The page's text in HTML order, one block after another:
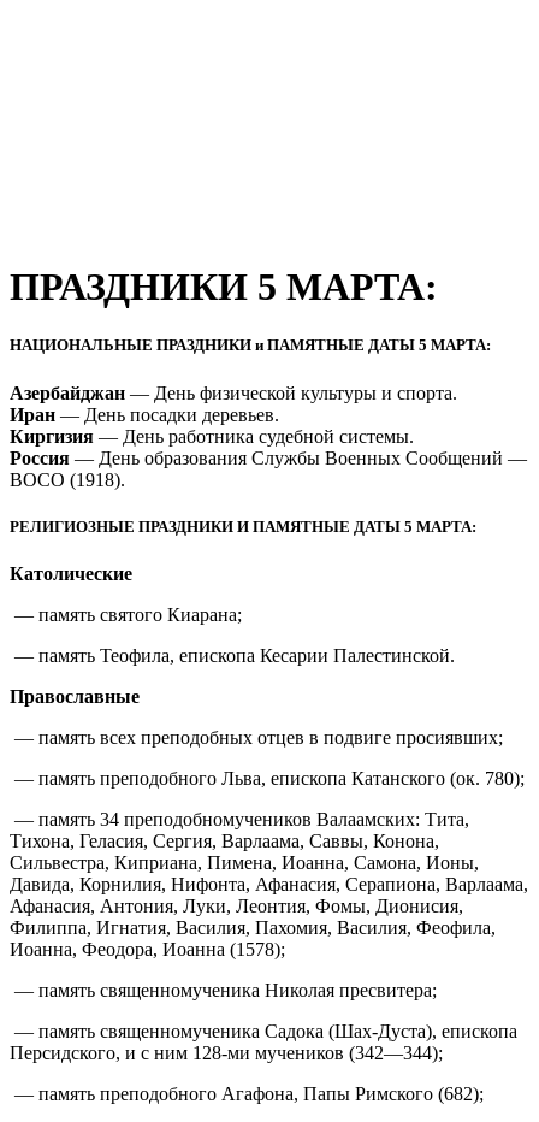
ПРАЗДНИКИ 5 МАРТА:
НАЦИОНАЛЬНЫЕ ПРАЗДНИКИ и ПАМЯТНЫЕ ДАТЫ 5 МАРТА:
Азербайджан — День физической культуры и спорта.
Иран — День посадки деревьев.
Киргизия — День работника судебной системы.
Россия — День образования Службы Военных Сообщений —
ВОСО (1918).
РЕЛИГИОЗНЫЕ ПРАЗДНИКИ И ПАМЯТНЫЕ ДАТЫ 5 МАРТА:
Католические
— память святого Киарана;
— память Теофила, епископа Кесарии Палестинской.
Православные
— память всех преподобных отцев в подвиге просиявших;
— память преподобного Льва, епископа Катанского (ок. 780);
— память 34 преподобномучеников Валаамских: Тита,
Тихона, Геласия, Сергия, Варлаама, Саввы, Конона,
Сильвестра, Киприана, Пимена, Иоанна, Самона, Ионы,
Давида, Корнилия, Нифонта, Афанасия, Серапиона, Варлаама,
Афанасия, Антония, Луки, Леонтия, Фомы, Дионисия,
Филиппа, Игнатия, Василия, Пахомия, Василия, Феофила,
Иоанна, Феодора, Иоанна (1578);
— память священномученика Николая пресвитера;
— память священномученика Садока (Шах-Дуста), епископа
Персидского, и с ним 128-ми мучеников (342—344);
— память преподобного Агафона, Папы Римского (682);